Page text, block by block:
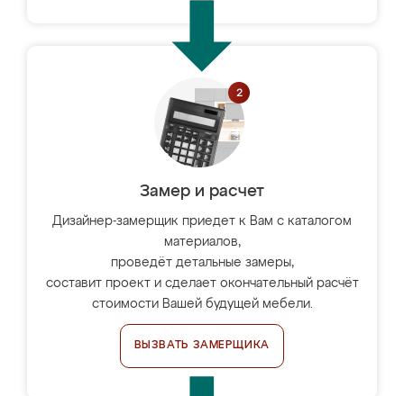
Замер и расчет
Дизайнер-замерщик приедет к Вам с каталогом
материалов,
проведёт детальные замеры,
составит проект и сделает окончательный расчёт
стоимости Вашей будущей мебели.
ВЫЗВАТЬ ЗАМЕРЩИКА